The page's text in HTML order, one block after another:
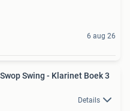
6 aug 26
Swing - Klarinet Boek 3
Details